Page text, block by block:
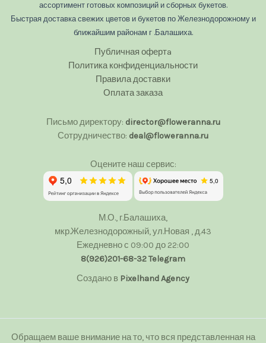
ассортимент готовых композиций и сборных букетов.
Быстрая доставка свежих цветов и букетов по Железнодорожному и
ближайшим районам г .Балашиха.
Публичная офертa
Политика конфиденциальности
Правила доставки
Оплата заказа
Письмо директору: director@floweranna.ru
Сотрудничество: deal@floweranna.ru
Оцените наш сервис:
М.О., г.Балашиха,
мкр.Железнодорожный, ул.Новая , д.43
Ежедневно с 09:00 до 22:00
8(926)201-68-32Telegram
Создано в Pixelhand Agency
Обращаем ваше внимание на то, что вся представленная на